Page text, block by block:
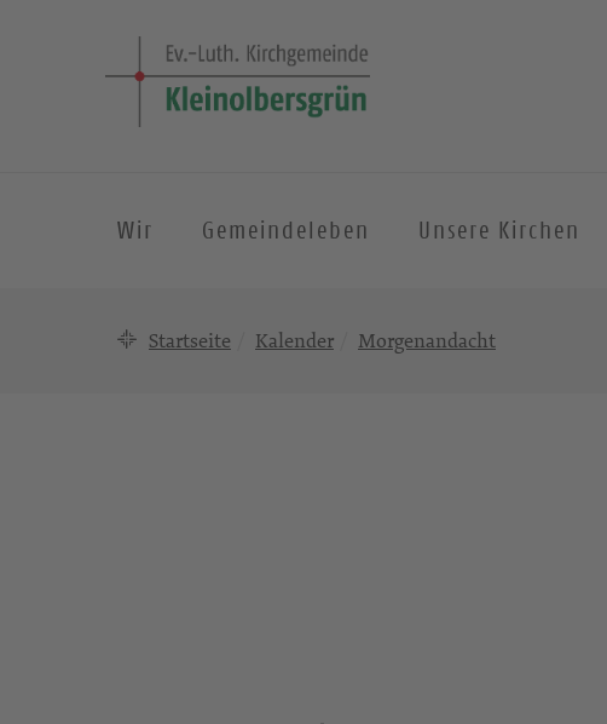
Wir Gemeindeleben Unsere Kirchen
Startseite Kalender Morgenandacht